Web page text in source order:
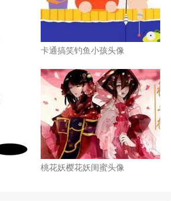
卡通搞笑钓鱼小孩头像
桃花妖樱花妖闺蜜头像